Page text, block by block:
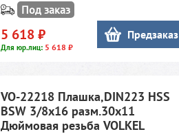
Под заказ
5 618 ₽
Для юр.лиц: 5 618 ₽
Предзаказ
VO-22218 Плашка,DIN223 HSS
BSW 3/8x16 разм.30х11
Дюймовая резьба VOLKEL